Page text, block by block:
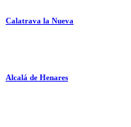
Calatrava la Nueva
Alcalá de Henares